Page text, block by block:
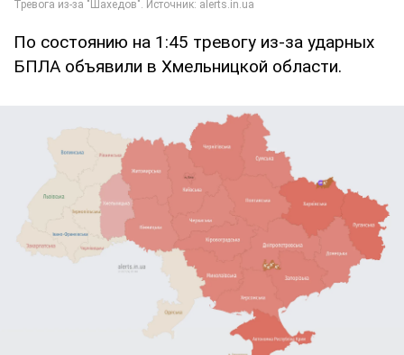
По состоянию на 1:45 тревогу из-за ударных
БПЛА объявили в Хмельницкой области.